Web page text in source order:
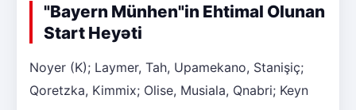
"Bayern Münhen"in Ehtimal Olunan
Start Heyəti
Noyer (K); Laymer, Tah, Upamekano, Stanişiç;
Qoretzka, Kimmix; Olise, Musiala, Qnabri; Keyn